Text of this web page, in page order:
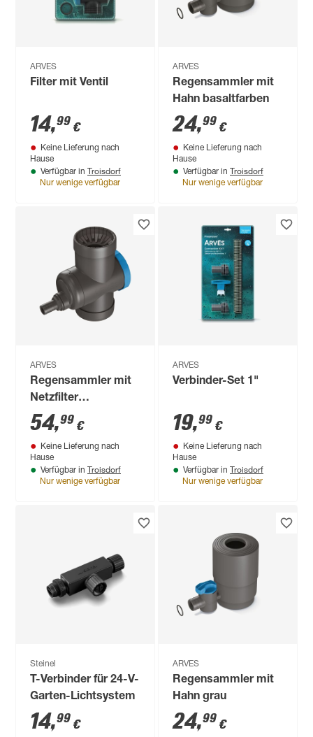
ARVES
Filter mit Ventil
14,99 €
Keine Lieferung nach
Hause
Verfügbar in Troisdorf
Nur wenige verfügbar
ARVES
Regensammler mit
Hahn basaltfarben
24,99 €
Keine Lieferung nach
Hause
Verfügbar in Troisdorf
Nur wenige verfügbar
ARVES
Regensammler mit
Netzfilter
basaltfarben
54,99 €
Keine Lieferung nach
Hause
Verfügbar in Troisdorf
Nur wenige verfügbar
ARVES
Verbinder-Set 1"
19,99 €
Keine Lieferung nach
Hause
Verfügbar in Troisdorf
Nur wenige verfügbar
Steinel
T-Verbinder für 24-V-
Garten-Lichtsystem
14,99 €
ARVES
Regensammler mit
Hahn grau
24,99 €